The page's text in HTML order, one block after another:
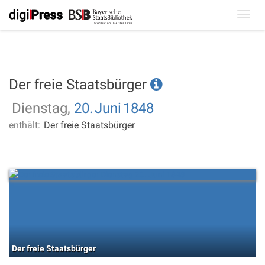
Der freie Staatsbürger
Dienstag, 20.Juni 1848
enthält: Der freie Staatsbürger
Der freie Staatsbürger